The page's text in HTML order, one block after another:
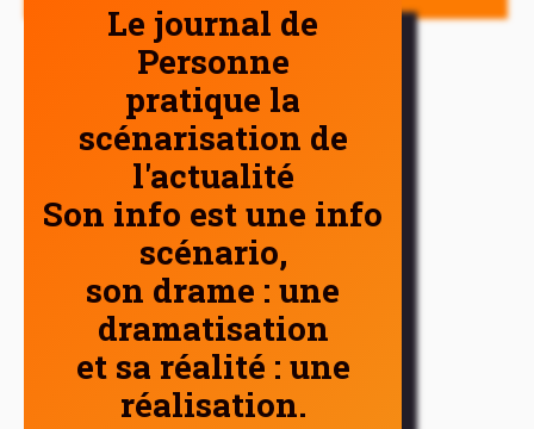
Le journal de
Personne
pratique la
scénarisation de
l'actualité
Son info est une info
scénario,
son drame : une
dramatisation
et sa réalité : une
réalisation.